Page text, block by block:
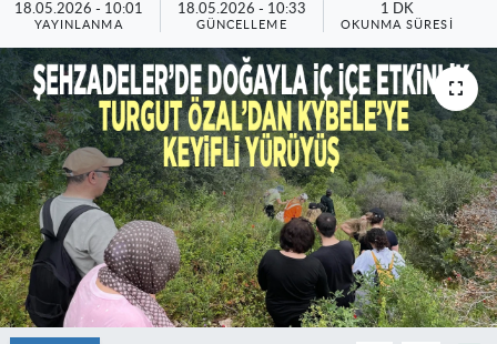
18.05.2026 - 10:01
YAYINLANMA
18.05.2026 - 10:33
GÜNCELLEME
1 DK
OKUNMA SÜRESI